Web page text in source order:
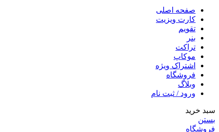
صفحه اصلی
کارت ویزیت
تقویم
بنر
تراکت
موکاپ
اشتراک ویژه
فروشگاه
وبلاگ
ورود / ثبت نام
سبد خرید
بستن
فروشگاه